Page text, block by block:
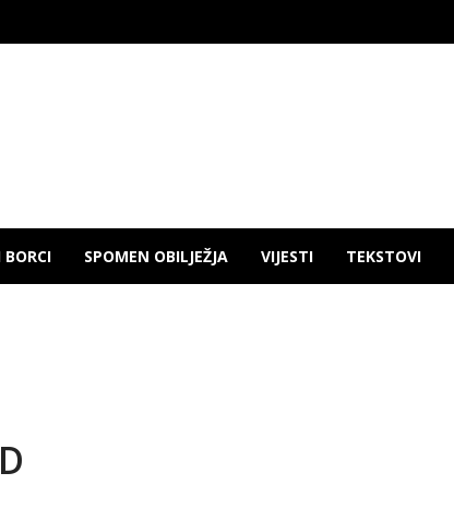
SPOMEN OBILJEŽJA VIJESTI TEKSTOVI